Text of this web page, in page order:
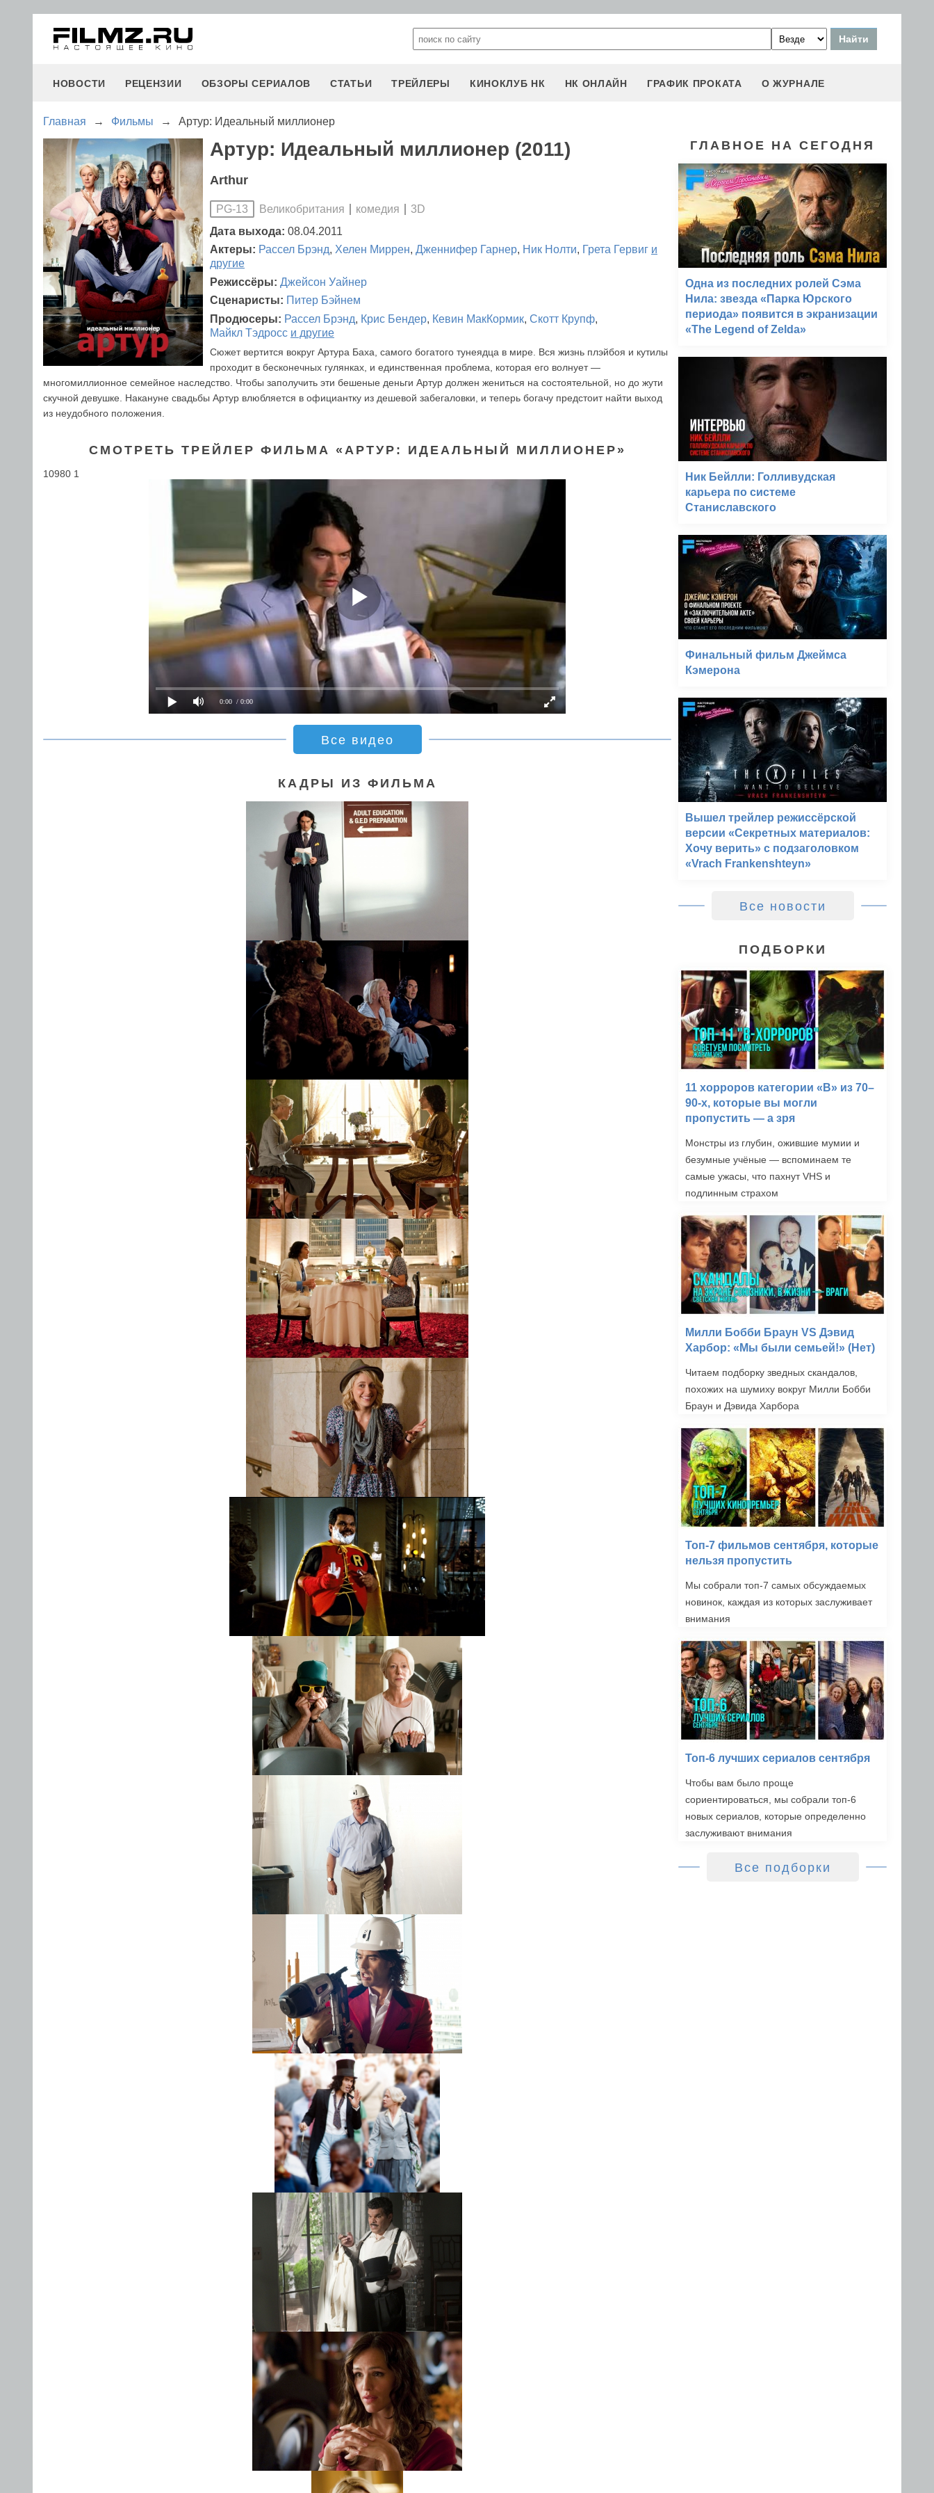
НОВОСТИ РЕЦЕНЗИИ ОБЗОРЫ СЕРИАЛОВ СТАТЬИ ТРЕЙЛЕРЫ КИНОКЛУБ НК НК ОНЛАЙН ГРАФИК ПРОКАТА О ЖУРНАЛЕ
Главная → Фильмы → Артур: Идеальный миллионер
Артур: Идеальный миллионер (2011)
Arthur
PG-13 Великобритания комедия
3D
Дата выхода: 08.04.2011
Актеры: Рассел Брэнд, Хелен Миррен, Дженнифер Гарнер, Ник Нолти, Грета Гервиг и
другие
Режиссёры: Джейсон Уайнер
Сценаристы: Питер Бэйнем
Продюсеры: Рассел Брэнд, Крис Бендер, Кевин МакКормик, Скотт Крупф,
Майкл Тэдросс и другие
Сюжет вертится вокруг Артура Баха, самого богатого тунеядца в мире. Вся жизнь плэйбоя и кутилы
проходит в бесконечных гулянках, и единственная проблема, которая его волнует —
многомиллионное семейное наследство. Чтобы заполучить эти бешеные деньги Артур должен жениться на состоятельной, но до жути
скучной девушке. Накануне свадьбы Артур влюбляется в официантку из дешевой забегаловки, и теперь богачу предстоит найти выход
из неудобного положения.
СМОТРЕТЬ ТРЕЙЛЕР ФИЛЬМА «АРТУР: ИДЕАЛЬНЫЙ МИЛЛИОНЕР»
10980 1
0:00 / 0:00
Все видео
КАДРЫ ИЗ ФИЛЬМА
ГЛАВНОЕ НА СЕГОДНЯ
Одна из последних ролей Сэма
Нила: звезда «Парка Юрского
периода» появится в экранизации
«The Legend of Zelda»
Ник Бейлли: Голливудская
карьера по системе
Станиславского
Финальный фильм Джеймса
Кэмерона
Вышел трейлер режиссёрской
версии «Секретных материалов:
Хочу верить» с подзаголовком
«Vrach Frankenshteyn»
Все новости
ПОДБОРКИ
11 хорроров категории «B» из 70–
90-х, которые вы могли
пропустить — а зря
Монстры из глубин, ожившие мумии и
безумные учёные — вспоминаем те
самые ужасы, что пахнут VHS и
подлинным страхом
Милли Бобби Браун VS Дэвид
Харбор: «Мы были семьей!» (Нет)
Читаем подборку зведных скандалов,
похожих на шумиху вокруг Милли Бобби
Браун и Дэвида Харбора
Топ-7 фильмов сентября, которые
нельзя пропустить
Мы собрали топ-7 самых обсуждаемых
новинок, каждая из которых заслуживает
внимания
Топ-6 лучших сериалов сентября
Чтобы вам было проще
сориентироваться, мы собрали топ-6
новых сериалов, которые определенно
заслуживают внимания
Все подборки